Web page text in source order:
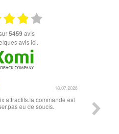
5459 avis
avis ici.
06.07.2026
les lunettes pour l'éclipse